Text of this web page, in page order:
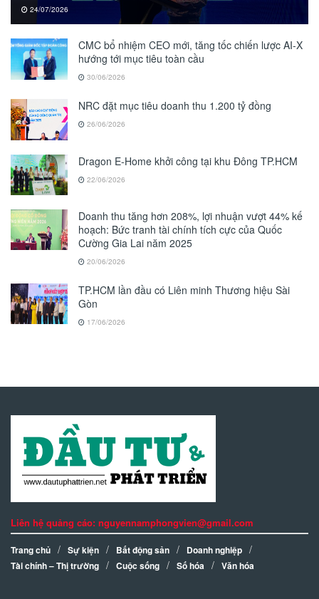
24/07/2026
CMC bổ nhiệm CEO mới, tăng tốc chiến lược AI-X
hướng tới mục tiêu toàn cầu
30/06/2026
NRC đặt mục tiêu doanh thu 1.200 tỷ đồng
26/06/2026
Dragon E-Home khởi công tại khu Đông TP.HCM
22/06/2026
Doanh thu tăng hơn 208%, lợi nhuận vượt 44% kế
hoạch: Bức tranh tài chính tích cực của Quốc
Cường Gia Lai năm 2025
20/06/2026
TP.HCM lần đầu có Liên minh Thương hiệu Sài
Gòn
17/06/2026
Liên hệ quảng cáo: nguyennamphongvien@gmail.com
Trang chủ Sự kiện Bất động sản
Doanh nghiệp
Tài chính – Thị trường
Cuộc sống Số hóa Văn hóa